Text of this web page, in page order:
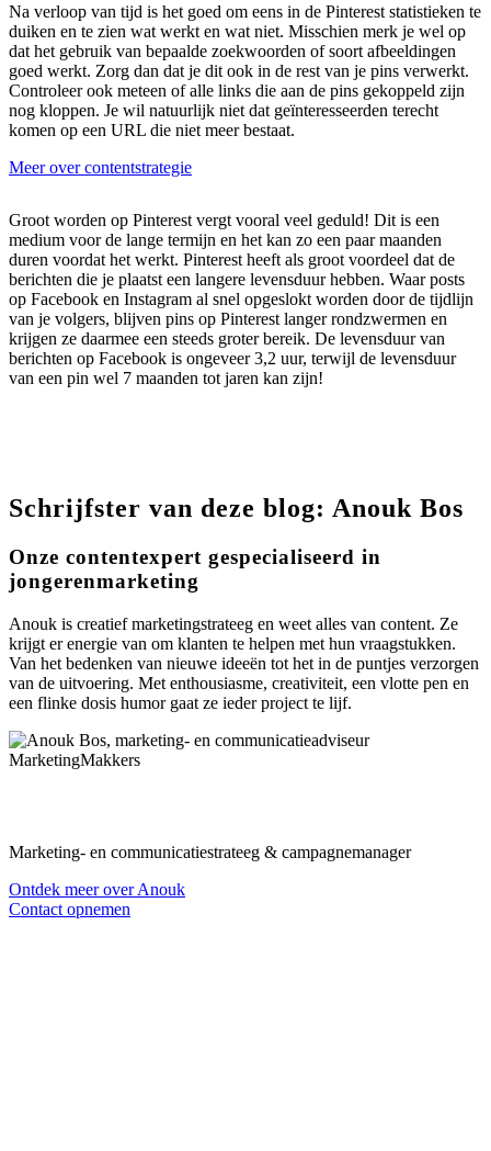
Na verloop van tijd is het goed om eens in de Pinterest statistieken te
duiken en te zien wat werkt en wat niet. Misschien merk je wel op
dat het gebruik van bepaalde zoekwoorden of soort afbeeldingen
goed werkt. Zorg dan dat je dit ook in de rest van je pins verwerkt.
Controleer ook meteen of alle links die aan de pins gekoppeld zijn
nog kloppen. Je wil natuurlijk niet dat geïnteresseerden terecht
komen op een URL die niet meer bestaat.
Meer over contentstrategie
Groot worden op Pinterest vergt vooral veel geduld! Dit is een
medium voor de lange termijn en het kan zo een paar maanden
duren voordat het werkt. Pinterest heeft als groot voordeel dat de
berichten die je plaatst een langere levensduur hebben. Waar posts
op Facebook en Instagram al snel opgeslokt worden door de tijdlijn
van je volgers, blijven pins op Pinterest langer rondzwermen en
krijgen ze daarmee een steeds groter bereik. De levensduur van
berichten op Facebook is ongeveer 3,2 uur, terwijl de levensduur
van een pin wel 7 maanden tot jaren kan­­­­ zijn!
Schrijfster van deze blog: Anouk Bos
Onze contentexpert gespecialiseerd in
jongerenmarketing
Anouk is creatief marketingstrateeg en weet alles van content. Ze
krijgt er energie van om klanten te helpen met hun vraagstukken.
Van het bedenken van nieuwe ideeën tot het in de puntjes verzorgen
van de uitvoering. Met enthousiasme, creativiteit, een vlotte pen en
een flinke dosis humor gaat ze ieder project te lijf.
Marketing- en communicatiestrateeg & campagnemanager
Ontdek meer over Anouk
Contact opnemen